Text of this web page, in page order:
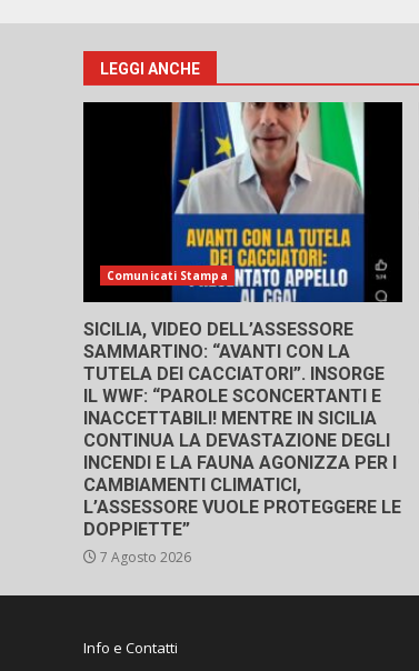
LEGGI ANCHE
Comunicati Stampa
SICILIA, VIDEO DELL’ASSESSORE
SAMMARTINO: “AVANTI CON LA
TUTELA DEI CACCIATORI”. INSORGE
IL WWF: “PAROLE SCONCERTANTI E
INACCETTABILI! MENTRE IN SICILIA
CONTINUA LA DEVASTAZIONE DEGLI
INCENDI E LA FAUNA AGONIZZA PER I
CAMBIAMENTI CLIMATICI,
L’ASSESSORE VUOLE PROTEGGERE LE
DOPPIETTE”
7 Agosto 2026
Info e Contatti